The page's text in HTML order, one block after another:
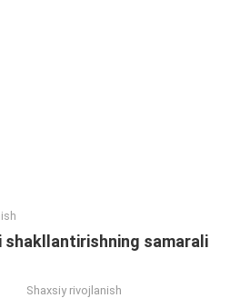
shakllantirishning samarali
Shaxsiy rivojlanish